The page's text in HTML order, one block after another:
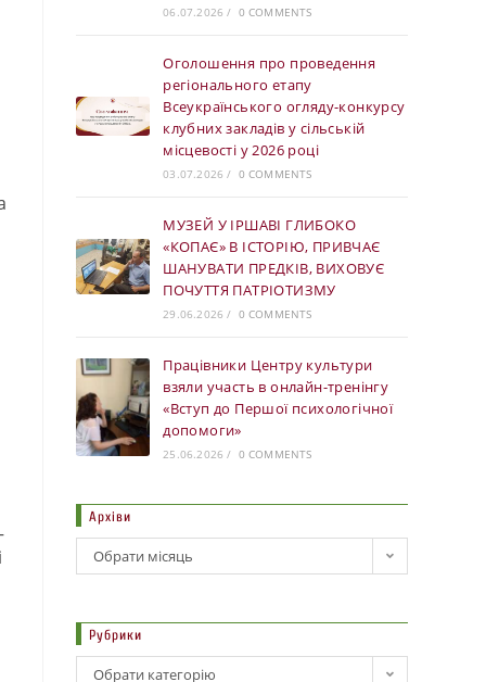
06.07.2026 / 0 COMMENTS
Оголошення про проведення
регіонального етапу
Всеукраїнського огляду-конкурсу
клубних закладів у сільській
місцевості у 2026 році
03.07.2026 / 0 COMMENTS
МУЗЕЙ У ІРШАВІ ГЛИБОКО
«КОПАЄ» В ІСТОРІЮ, ПРИВЧАЄ
ШАНУВАТИ ПРЕДКІВ, ВИХОВУЄ
ПОЧУТТЯ ПАТРІОТИЗМУ
29.06.2026 / 0 COMMENTS
Працівники Центру культури
взяли участь в онлайн-тренінгу
«Вступ до Першої психологічної
допомоги»
25.06.2026 / 0 COMMENTS
Архіви
Обрати місяць
Рубрики
Обрати категорію